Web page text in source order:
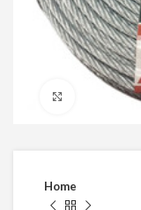
Click to
Home